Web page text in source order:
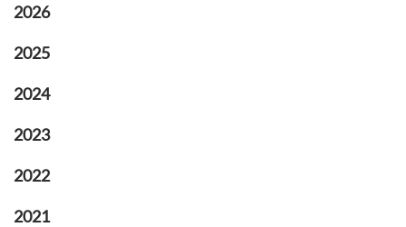
2026
2025
2024
2023
2022
2021